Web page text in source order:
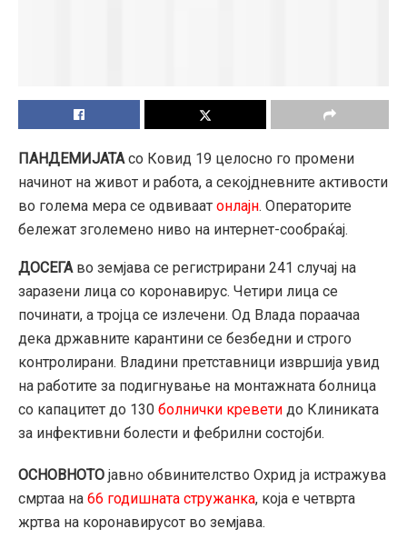
ПАНДЕМИЈАТА со Ковид 19 целосно го промени
начинот на живот и работа, а секојдневните активости
во голема мера се одвиваат онлајн. Операторите
бележат зголемено ниво на интернет-сообраќај.
ДОСЕГА во земјава се регистрирани 241 случај на
заразени лица со коронавирус. Четири лица се
починати, а тројца се излечени. Од Влада пораачаа
дека државните карантини се безбедни и строго
контролирани. Владини претставници извршија увид
на работите за подигнување на монтажната болница
со капацитет до 130 болнички кревети до Клиниката
за инфективни болести и фебрилни состојби.
ОСНОВНОТО јавно обвинителство Охрид ја истражува
смртаа на 66 годишната стружанка, која е четврта
жртва на коронавирусот во земјава.